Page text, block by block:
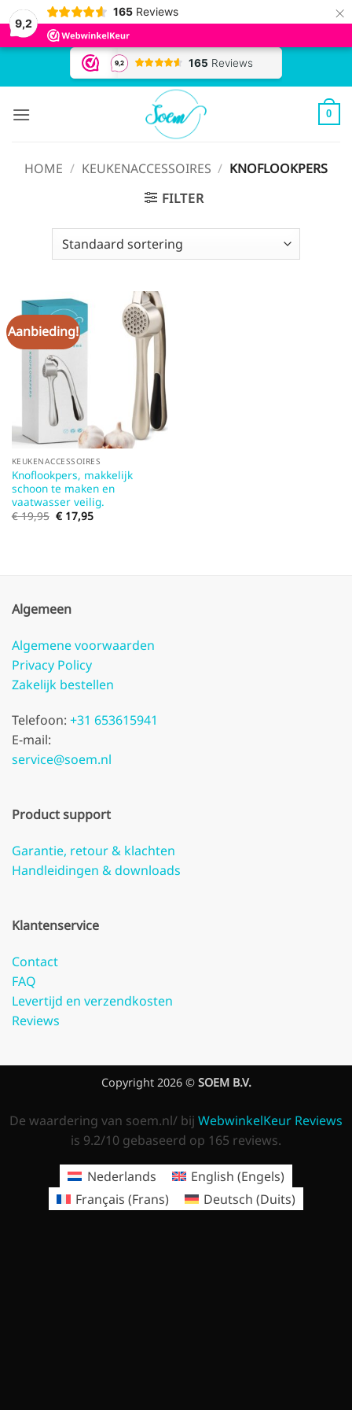
9,2
165 Reviews ×
Ga
0
HOME / KEUKENACCESSOIRES / KNOFLOOKPERS
FILTER
Aanbieding!
KEUKENACCESSOIRES
Knoflookpers, makkelijk
schoon te maken en
vaatwasser veilig.
€19,95 Oorspronkelijke
prijs
€17,95Huidige
prijs
Algemeen
Algemene voorwaarden
Privacy Policy
Zakelijk bestellen
Telefoon: +31 653615941
E-mail:
service@soem.nl
Product support
Garantie, retour & klachten
Handleidingen & downloads
Klantenservice
Contact
FAQ
Levertijd en verzendkosten
Reviews
Copyright 2026 © SOEM B.V.
De waardering van soem.nl/ bij WebwinkelKeur Reviews
is 9.2/10 gebaseerd op 165 reviews.
Nederlands English (Engels)
Français (Frans) Deutsch (Duits)